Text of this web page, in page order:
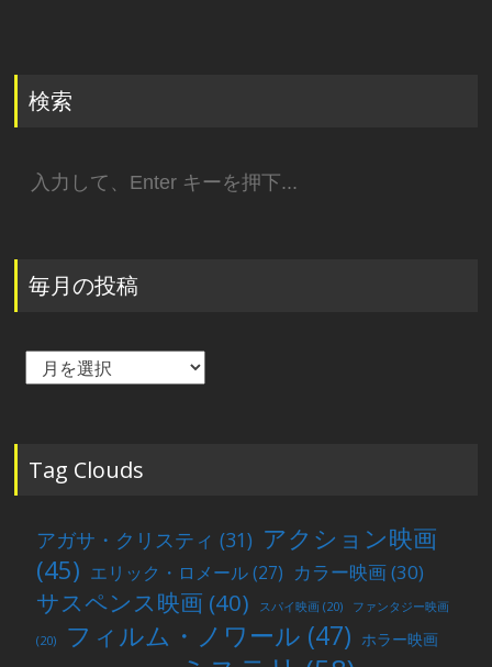
検索
索:
毎月の投稿
毎
稿
Tag Clouds
アガサ・クリスティ (31) アクション映画
(45) エリック・ロメール(27) カラー映画(30)
サスペンス映画 (40) スパイ映画 (20) ファンタジー映画
(20) フィルム・ノワール (47) ホラー映画